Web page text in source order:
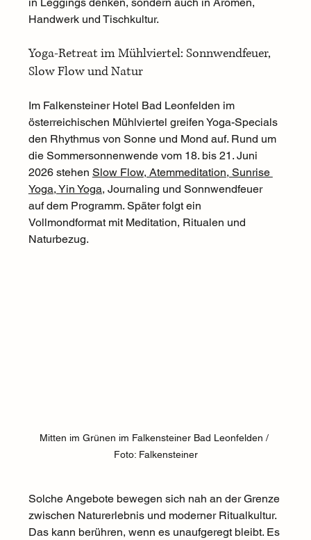
in Leggings denken, sondern auch in Aromen,
Handwerk und Tischkultur.
Yoga-Retreat im Mühlviertel: Sonnwendfeuer,
Slow Flow und Natur
Im Falkensteiner Hotel Bad Leonfelden im
österreichischen Mühlviertel greifen Yoga-Specials
den Rhythmus von Sonne und Mond auf. Rund um
die Sommersonnenwende vom 18. bis 21. Juni
2026 stehen Slow Flow, Atemmeditation, Sunrise
Yoga, Yin Yoga, Journaling und Sonnwendfeuer
auf dem Programm. Später folgt ein
Vollmondformat mit Meditation, Ritualen und
Naturbezug.
Mitten im Grünen im Falkensteiner Bad Leonfelden /
Foto: Falkensteiner
Solche Angebote bewegen sich nah an der Grenze
zwischen Naturerlebnis und moderner Ritualkultur.
Das kann berühren, wenn es unaufgeregt bleibt. Es